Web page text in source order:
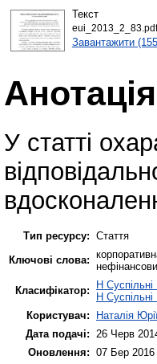
Текст
eui_2013_2_83.pdf
Завантажити
Анотація
У статті
Тип ресурсу: Стаття
Ключові слова:
Класифікатор:
H
H
Користувач:
Наталія
Дата подачі:
26 Черв
Оновлення: 07 Бер 2016